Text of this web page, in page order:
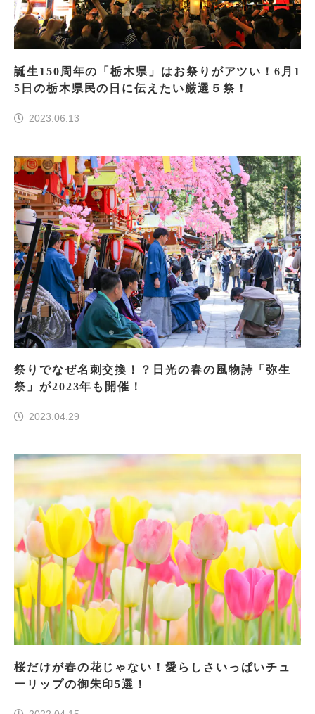
誕生150周年の「栃木県」はお祭りがアツい！6月1
5日の栃木県民の日に伝えたい厳選５祭！
2023.06.13
祭りでなぜ名刺交換！？日光の春の風物詩「弥生
祭」が2023年も開催！
2023.04.29
桜だけが春の花じゃない！愛らしさいっぱいチュ
ーリップの御朱印5選！